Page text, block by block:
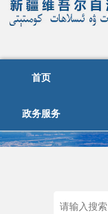
首页
政务服务